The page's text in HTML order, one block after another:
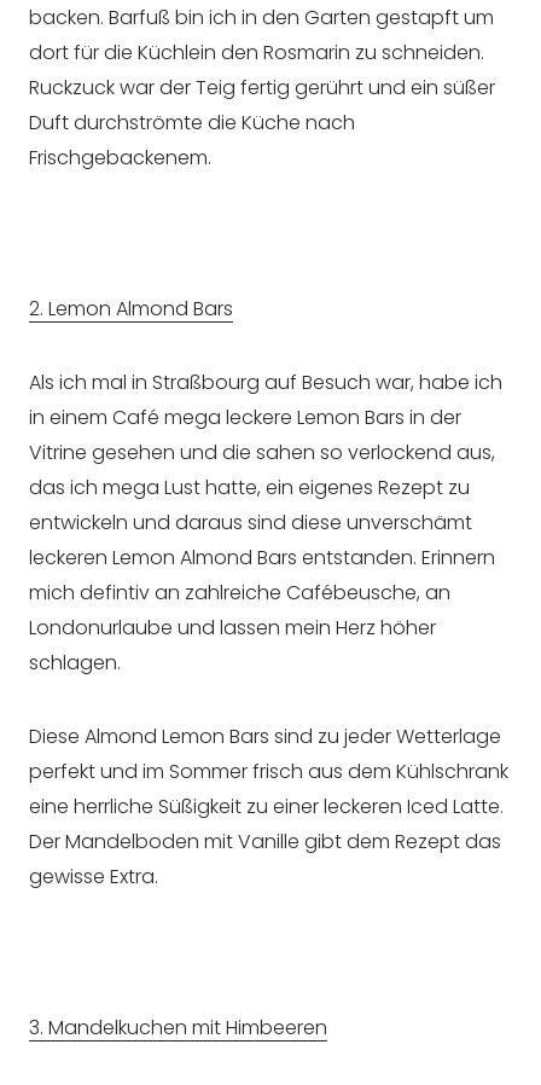
backen. Barfuß bin ich in den Garten gestapft um
dort für die Küchlein den Rosmarin zu schneiden.
Ruckzuck war der Teig fertig gerührt und ein süßer
Duft durchströmte die Küche nach
Frischgebackenem.
2. Lemon Almond Bars
Als ich mal in Straßbourg auf Besuch war, habe ich
in einem Café mega leckere Lemon Bars in der
Vitrine gesehen und die sahen so verlockend aus,
das ich mega Lust hatte, ein eigenes Rezept zu
entwickeln und daraus sind diese unverschämt
leckeren Lemon Almond Bars entstanden. Erinnern
mich defintiv an zahlreiche Cafébeusche, an
Londonurlaube und lassen mein Herz höher
schlagen.
Diese Almond Lemon Bars sind zu jeder Wetterlage
perfekt und im Sommer frisch aus dem Kühlschrank
eine herrliche Süßigkeit zu einer leckeren Iced Latte.
Der Mandelboden mit Vanille gibt dem Rezept das
gewisse Extra.
3. Mandelkuchen mit Himbeeren